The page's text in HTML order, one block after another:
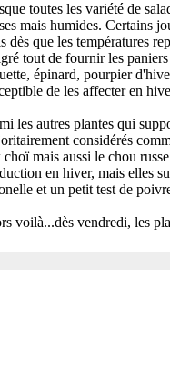
toutes les variété de
mais humides. Certains
dès que les températures
tout de fournir les
épinard, pourpier
de les affecter en
les autres plantes qui
considérés
choï mais aussi le chou
en hiver, mais elles
et un petit test de
voilà...dès vendredi, les